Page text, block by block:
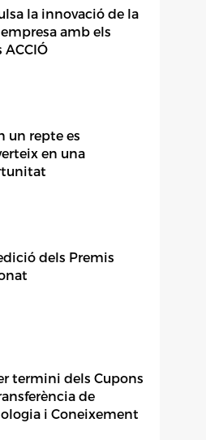
la innovació de la
amb els
ACCIÓ
un repte es
en una
dels Premis
termini dels Cupons
de
i Coneixement